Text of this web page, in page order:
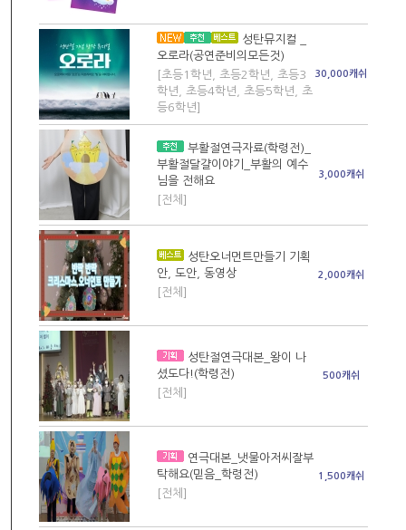
성탄뮤지컬 _
오로라(공연준비의모든것)
[초등1학년, 초등2학년, 초등3
학년, 초등4학년, 초등5학년, 초
등6학년]
30,000캐쉬
부활절연극자료(학령전)_
부활절달걀이야기_부활의 예수
님을 전해요
[전체]
3,000캐쉬
성탄오너먼트만들기 기획
안, 도안, 동영상
[전체]
2,000캐쉬
성탄절연극대본_왕이 나
셨도다!(학령전)
[전체]
500캐쉬
연극대본_냇물아저씨잘부
탁해요(믿음_학령전)
[전체]
1,500캐쉬